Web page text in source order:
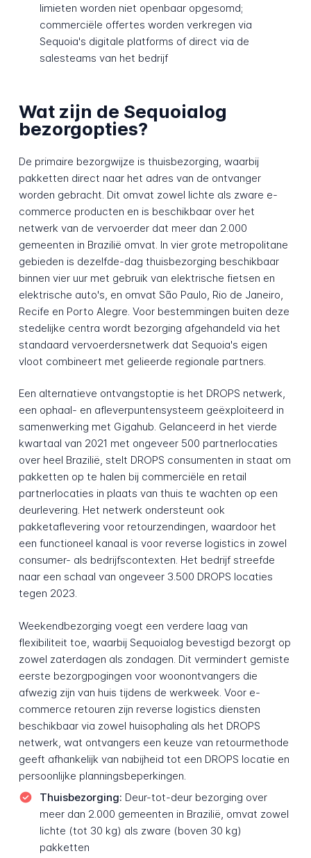
limieten worden niet openbaar opgesomd;
commerciële offertes worden verkregen via
Sequoia's digitale platforms of direct via de
salesteams van het bedrijf
Wat zijn de Sequoialog
bezorgopties?
De primaire bezorgwijze is thuisbezorging, waarbij
pakketten direct naar het adres van de ontvanger
worden gebracht. Dit omvat zowel lichte als zware e-
commerce producten en is beschikbaar over het
netwerk van de vervoerder dat meer dan 2.000
gemeenten in Brazilië omvat. In vier grote metropolitane
gebieden is dezelfde-dag thuisbezorging beschikbaar
binnen vier uur met gebruik van elektrische fietsen en
elektrische auto's, en omvat São Paulo, Rio de Janeiro,
Recife en Porto Alegre. Voor bestemmingen buiten deze
stedelijke centra wordt bezorging afgehandeld via het
standaard vervoerdersnetwerk dat Sequoia's eigen
vloot combineert met gelieerde regionale partners.
Een alternatieve ontvangstoptie is het DROPS netwerk,
een ophaal- en afleverpuntensysteem geëxploiteerd in
samenwerking met Gigahub. Gelanceerd in het vierde
kwartaal van 2021 met ongeveer 500 partnerlocaties
over heel Brazilië, stelt DROPS consumenten in staat om
pakketten op te halen bij commerciële en retail
partnerlocaties in plaats van thuis te wachten op een
deurlevering. Het netwerk ondersteunt ook
pakketaflevering voor retourzendingen, waardoor het
een functioneel kanaal is voor reverse logistics in zowel
consumer- als bedrijfscontexten. Het bedrijf streefde
naar een schaal van ongeveer 3.500 DROPS locaties
tegen 2023.
Weekendbezorging voegt een verdere laag van
flexibiliteit toe, waarbij Sequoialog bevestigd bezorgt op
zowel zaterdagen als zondagen. Dit vermindert gemiste
eerste bezorgpogingen voor woonontvangers die
afwezig zijn van huis tijdens de werkweek. Voor e-
commerce retouren zijn reverse logistics diensten
beschikbaar via zowel huisophaling als het DROPS
netwerk, wat ontvangers een keuze van retourmethode
geeft afhankelijk van nabijheid tot een DROPS locatie en
persoonlijke planningsbeperkingen.
Thuisbezorging: Deur-tot-deur bezorging over
meer dan 2.000 gemeenten in Brazilië, omvat zowel
lichte (tot 30 kg) als zware (boven 30 kg)
pakketten